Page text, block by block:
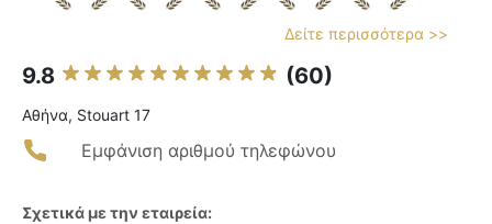
Δείτε περισσότερα >>
9.8 (60)
Αθήνα, Stouart 17
Εμφάνιση αριθμού τηλεφώνου
Σχετικά με την εταιρεία: